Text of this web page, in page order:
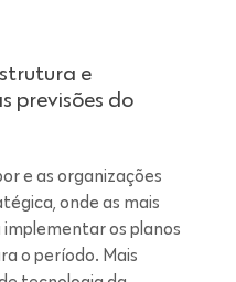
e
previsões do
e as organizações
onde as mais
os planos
o período. Mais